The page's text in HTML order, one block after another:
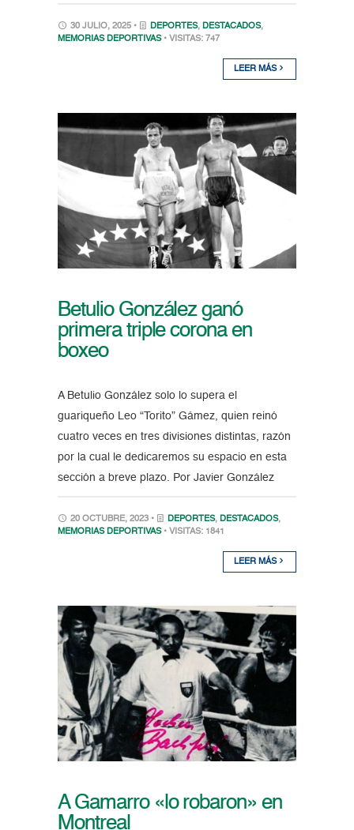
30 JULIO, 2025 • DEPORTES, DESTACADOS,
MEMORIAS DEPORTIVAS • VISITAS: 747
LEER MÁS
Betulio González ganó
primera triple corona en
boxeo
A Betulio González solo lo supera el
guariqueño Leo “Torito” Gámez, quien reinó
cuatro veces en tres divisiones distintas, razón
por la cual le dedicaremos su espacio en esta
sección a breve plazo. Por Javier González
20 OCTUBRE, 2023 • DEPORTES, DESTACADOS,
MEMORIAS DEPORTIVAS • VISITAS: 1841
LEER MÁS
A Gamarro «lo robaron» en
Montreal